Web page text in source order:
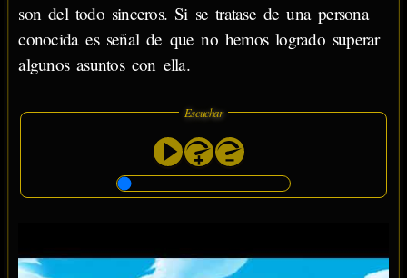
son del todo sinceros. Si se tratase de una persona
conocida es señal de que no hemos logrado superar
algunos asuntos con ella.
Escuchar